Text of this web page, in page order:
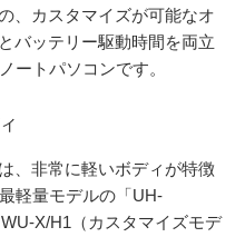
、カスタマイズが可能なオ
バッテリー駆動時間を両立
ートパソコンです。
、非常に軽いボディが特徴
軽量モデルの「UH-
X/H1（カスタマイズモデ